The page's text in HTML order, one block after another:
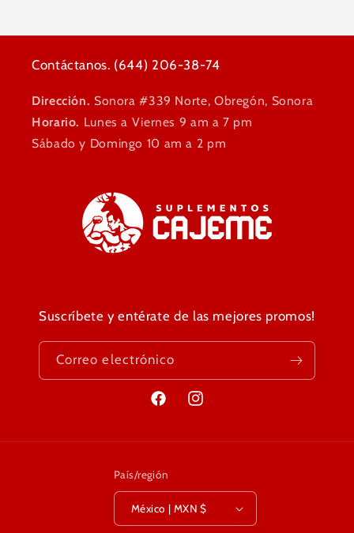
Contáctanos. (644) 206-38-74
Dirección. Sonora #339 Norte, Obregón, Sonora
Horario. Lunes a Viernes 9 am a 7 pm
Sábado y Domingo 10 am a 2 pm
Suscríbete y entérate de las mejores promos!
Correo electrónico
FacebookInstagram
País/región
México | MXN $